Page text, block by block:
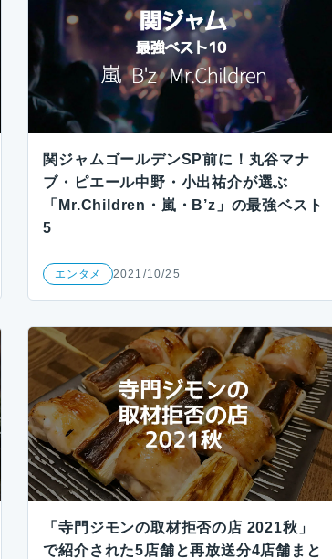
関ジャムゴールデンSP前に！丸谷マナ
ブ・ピエール中野・小出祐介が選ぶ
「Mr.Children・嵐・B’z」の最強ベスト
5
エンタメ 2021/10/25
「寺門ジモンの取材拒否の店 2021秋」
で紹介された5店舗と再放送分4店舗まと